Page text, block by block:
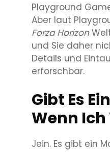
Playground
Aber laut
Forza Horizon
und Sie daher
Details und
erforschbar.
Gibt Es
Wenn Ich
Jein. Es gibt ein